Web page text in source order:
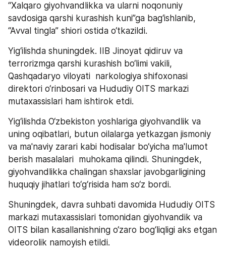
“Xalqaro giyohvandlikka va ularni noqonuniy
savdosiga qarshi kurashish kuni”ga bag‘ishlanib,
“Avval tingla” shiori ostida o‘tkazildi.
Yig‘ilishda shuningdek. IIB Jinoyat qidiruv va
terrorizmga qarshi kurashish bo‘limi vakili,
Qashqadaryo viloyati  narkologiya shifoxonasi
direktori o‘rinbosari va Hududiy OITS markazi
mutaxassislari ham ishtirok etdi.
Yig‘ilishda O‘zbekiston yoshlariga giyohvandlik va
uning oqibatlari, butun oilalarga yetkazgan jismoniy
va ma'naviy zarari kabi hodisalar bo‘yicha ma'lumot
berish masalalari  muhokama qilindi. Shuningdek,
giyohvandlikka chalingan shaxslar javobgarligining
huquqiy jihatlari to‘g‘risida ham so‘z bordi.
Shuningdek, davra suhbati davomida Hududiy OITS
markazi mutaxassislari tomonidan giyohvandik va
OITS bilan kasallanishning o‘zaro bog‘liqligi aks etgan
videorolik namoyish etildi.